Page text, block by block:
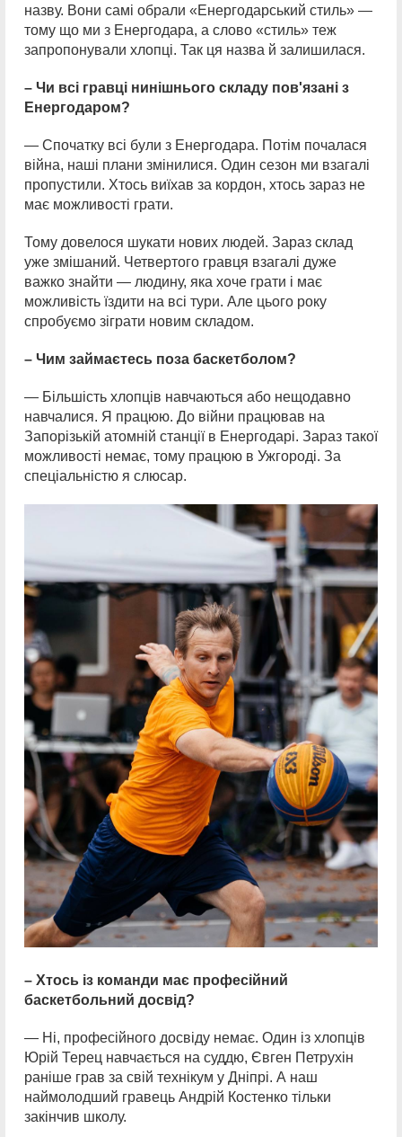
назву. Вони самі обрали «Енергодарський стиль» —
тому що ми з Енергодара, а слово «стиль» теж
запропонували хлопці. Так ця назва й залишилася.
– Чи всі гравці нинішнього складу пов'язані з
Енергодаром?
— Спочатку всі були з Енергодара. Потім почалася
війна, наші плани змінилися. Один сезон ми взагалі
пропустили. Хтось виїхав за кордон, хтось зараз не
має можливості грати.
Тому довелося шукати нових людей. Зараз склад
уже змішаний. Четвертого гравця взагалі дуже
важко знайти — людину, яка хоче грати і має
можливість їздити на всі тури. Але цього року
спробуємо зіграти новим складом.
– Чим займаєтесь поза баскетболом?
— Більшість хлопців навчаються або нещодавно
навчалися. Я працюю. До війни працював на
Запорізькій атомній станції в Енергодарі. Зараз такої
можливості немає, тому працюю в Ужгороді. За
спеціальністю я слюсар.
– Хтось із команди має професійний
баскетбольний досвід?
— Ні, професійного досвіду немає. Один із хлопців
Юрій Терец навчається на суддю, Євген Петрухін
раніше грав за свій технікум у Дніпрі. А наш
наймолодший гравець Андрій Костенко тільки
закінчив школу.